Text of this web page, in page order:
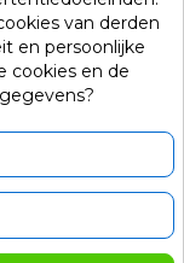
van derden
en persoonlijke
cookies en de